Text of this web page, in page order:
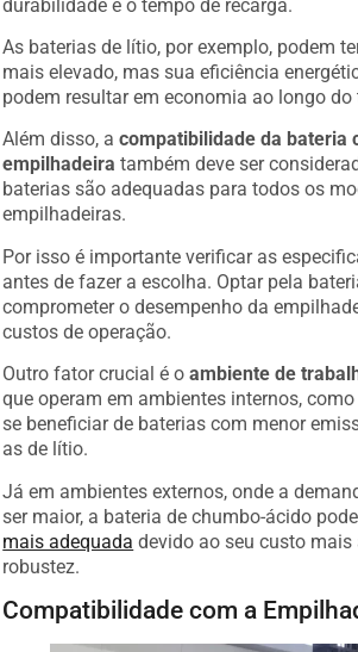
As baterias de lítio, por exemplo, podem
mais elevado, mas sua eficiência
podem resultar em economia ao longo do
Além disso, acompatibilidade da bateria
empilhadeira também deve ser
baterias são adequadas para todos os
empilhadeiras.
Por isso é importante verificar as
antes de fazer a escolha. Optar pela
comprometer o desempenho da
custos de operação.
Outro fator crucial é oambiente de
que operam em ambientes internos,
se beneficiar de baterias com menor
as de lítio.
Já em ambientes externos, onde a
ser maior, a bateria de chumbo-ácido
mais adequada devido ao seu custo mais
robustez.
Compatibilidade com a